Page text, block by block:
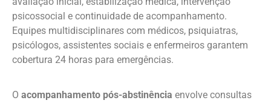
psicossocial e continuidade de acompanhamento.
Equipes multidisciplinares com médicos, psiquiatras,
psicólogos, assistentes sociais e enfermeiros garantem
cobertura 24 horas para emergências.
O acompanhamento pós-abstinência envolve consultas